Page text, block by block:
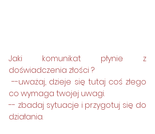
Jaki komunikat płynie z
doświadczenia złości ?
--uważaj, dzieje się tutaj coś złego
co wymaga twojej uwagi.
-- zbadaj sytuacje i przygotuj się do
działania.